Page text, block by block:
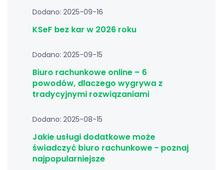
Dodano: 2025-09-16
KSeF bez kar w 2026 roku
Dodano: 2025-09-15
Biuro rachunkowe online – 6
powodów, dlaczego wygrywa z
tradycyjnymi rozwiązaniami
Dodano: 2025-08-15
Jakie usługi dodatkowe może
świadczyć biuro rachunkowe - poznaj
najpopularniejsze